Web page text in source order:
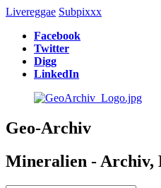
Livereggae Subpixxx
Facebook
Twitter
Digg
LinkedIn
Geo-Archiv
Mineralien - Archiv,